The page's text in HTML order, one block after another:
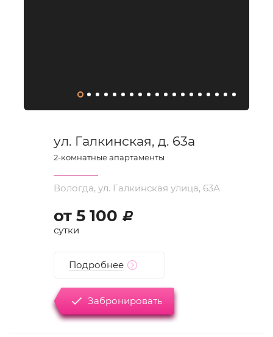
ул. Галкинская, д. 63а
2-комнатные апартаменты
Вологда, ул. Галкинская улица, 63А
от 5 100 d
сутки
Подробнее
Забронировать